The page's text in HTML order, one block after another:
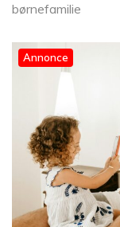
børnefamilie
Annonce